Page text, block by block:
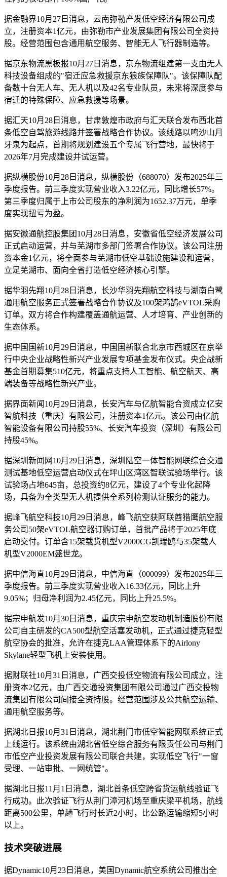
据金融界10月27日消息，云南弥勒产发低空经济有限公司成
立，注册资本1亿元，由弥勒市产业发展集团有限公司全资持
股。经营范围包含通用航空服务、智能无人飞行器制造等。
据京东物流黑板报10月27日消息，京东物流组建第一支由无人
科技设备组成的"宿迁应急救援京东狼族保障队"。该保障队配
备数十台无人车、无人机以及42名专业队员，未来将深度参与
宿迁的特殊保障、应急救援等场景。
据汇天10月28日消息，甘肃敦煌市政府与汇天联合发布西北首
条低空自驾旅游线路并签署战略合作协议。该线路以鸣沙山月
牙泉为起点，首期将规划建设五个专属飞行营地，最快将于
2026年7月完成建设并试运营。
据纵横股份10月28日消息，纵横股份（688070）发布2025年三
季度报告。前三季度实现营业收入3.22亿元，同比增长57%。
第三季度归属于上市公司股东的净利润为1652.37万元，单季
度实现扭亏为盈。
据安徽通航控股集团10月28日消息，安徽省低空经济发展公司
正式启动运营，并与芜湖市多部门签署合作协议。该公司注册
资本金1亿元，将全面参与芜湖市低空基础设施建设和运营，
立足芜湖市、面向全省打造低空经济核心引擎。
据华羽先翔10月28日消息，长沙华羽先翔航空科技与湖南白鹭
通用航空服务正式签署战略合作协议及100架鸿鹄eVTOL采购
订单。双方将合作构建覆盖通航运营、人才培育、产业创新的
生态体系。
据中国国新10月29日消息，中国国新联合北京市西城区在京举
行中央企业战略性新兴产业发展专项基金发布仪式。央企战新
基金首期募集510亿元，将重点支持人工智能、航空航天、高
端装备等战略性新兴产业。
据界面新闻10月29日消息，长安汽车与亿航智能合资成立亿安
智航科技（重庆）有限公司，注册资本1亿元。该公司由亿航
智能设备有限公司持股55%、长安汽车投资（深圳）有限公司
持股45%。
据深圳新闻网10月29日消息，深圳陆空一体智能网联综合交通
测试基地低空运营启动仪式在坪山区湾区智联试验场举行。该
试验场占地645亩，总投资约8亿元，建设了4个专业化起降
场，具备为全类型无人机提供全系列检测认证服务的能力。
据峰飞航空科技10月29日消息，峰飞航空获阿联酋猎鹰航空服
务公司50架eVTOL航空器订购订单，首批产品将于2025年底
启动交付。订单含15架载货机型V2000CG凯瑞鸥与35架载人
机型V2000EM盛世龙。
据中信海直10月29日消息，中信海直（000099）发布2025年三
季度报告。前三季度实现营业收入16.33亿元，同比上升
9.05%；归母净利润为2.45亿元，同比上升25.5%。
据宗申航发10月30日消息，重庆宗申航空发动机制造股份有限
公司自主研发的CA500型航空活塞发动机，正式通过捷克轻型
航空协会的批准，允许在捷克LAA管理体系下的Airlony
Skylane轻型飞机上安装使用。
据财联社10月31日消息，广西交投低空物流有限公司成立，注
册资本2亿元，由广西交通投资集团有限公司通过广西交投物
流集团有限公司间接全资持股。经营范围涉及公共航空运输、
通用航空服务等。
据湖北日报10月31日消息，湖北荆门市低空智能网联系统正式
上线运行。该系统由湖北省低空综合服务有限责任公司与荆门
市低空产业投资发展有限公司联合共建，实现低空飞行"一窗
受理、一站审批、一网统管"。
据湖北日报11月1日消息，湖北首条低空跨省货运航线验证飞
行成功。此次验证飞行从荆门漳河机场至重庆梁平机场，航线
距离500公里，单趟飞行时长近2小时，比公路运输缩短5小时
以上。
技术突破进展
据Dynamic10月23日消息，美国Dynamic航空系统公司推出全